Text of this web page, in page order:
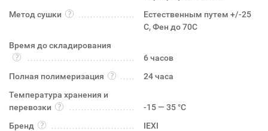
Метод сушки
Естественным путем +/-25
C, Фен до 70С
Время до складирования
6 часов
Полная полимеризация
24 часа
Температура хранения и
перевозки
-15 — 35 °C
Бренд
IEXI